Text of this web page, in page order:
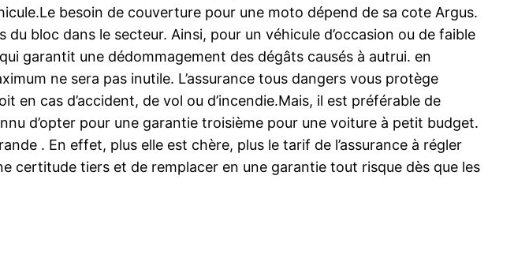
besoin de couverture pour une moto dépend de sa cote Argus.
bloc dans le secteur. Ainsi, pour un véhicule d’occasion ou de faible
garantit une dédommagement des dégâts causés à autrui. en
ne sera pas inutile. L’assurance tous dangers vous protège
en cas d’accident, de vol ou d’incendie.Mais, il est préférable de
d’opter pour une garantie troisième pour une voiture à petit budget.
. En effet, plus elle est chère, plus le tarif de l’assurance à régler
certitude tiers et de remplacer en une garantie tout risque dès que les